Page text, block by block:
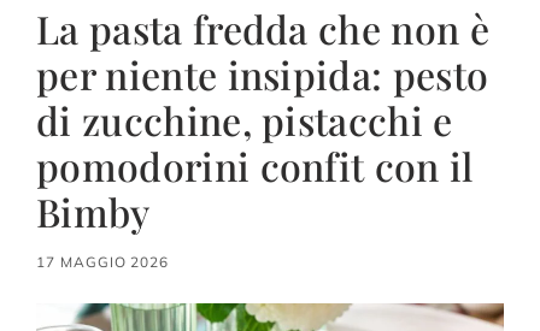
La pasta fredda che non è
per niente insipida: pesto
di zucchine, pistacchi e
pomodorini confit con il
Bimby
17 MAGGIO 2026